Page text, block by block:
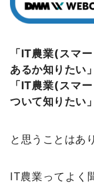
「IT農業(スマ
あるか知りたい」
「IT農業(スマ
ついて知りたい」
と思うことはあ
IT農業ってよく